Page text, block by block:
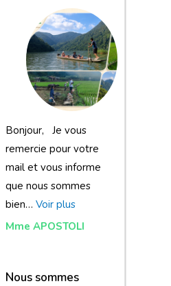
Bonjour, Je vous
remercie pour votre
mail et vous informe
que nous sommes
bien… Voir plus
Mme APOSTOLI
Nous sommes